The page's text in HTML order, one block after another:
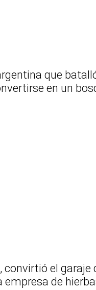
que
en un
convirtió el garaje
empresa de